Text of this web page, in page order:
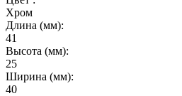
Хром
Длина (мм):
41
Высота (мм):
25
Ширина (мм):
40